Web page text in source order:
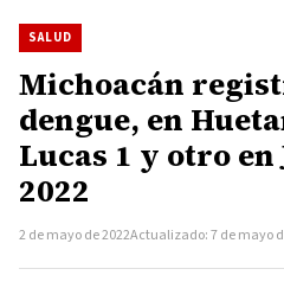
SALUD
Michoacán
dengue, en
Lucas 1 y otro en
2022
2 de mayo de 2022Actualizado: 7 de mayo